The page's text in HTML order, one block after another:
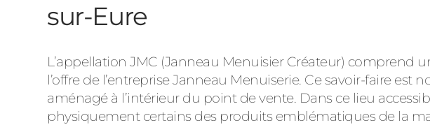
sur-Eure
L’appellation JMC (Janneau Menuisier Créateur) comprend
l’offre de l’entreprise Janneau Menuiserie. Ce savoir-faire
aménagé à l’intérieur du point de vente. Dans ce lieu
physiquement certains des produits emblématiques de la